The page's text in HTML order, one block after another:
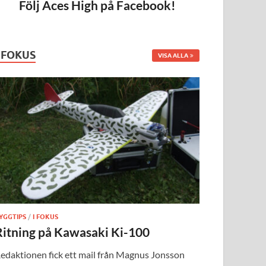
Följ Aces High på Facebook!
VISA ALLA
/I FOKUS
på Kawasaki Ki-100
fick ett mail från Magnus Jonsson